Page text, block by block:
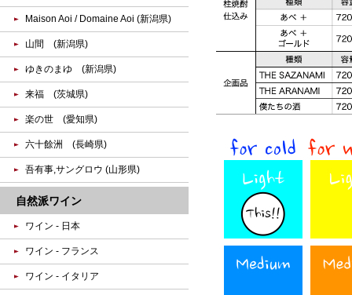
Maison Aoi / Domaine Aoi (新潟県)
山間 (新潟県)
ゆきのまゆ (新潟県)
来福 (茨城県)
楽の世 (愛知県)
六十餘洲 (長崎県)
吾有事,サングロウ (山形県)
自然派ワイン
ワイン - 日本
ワイン - フランス
ワイン - イタリア